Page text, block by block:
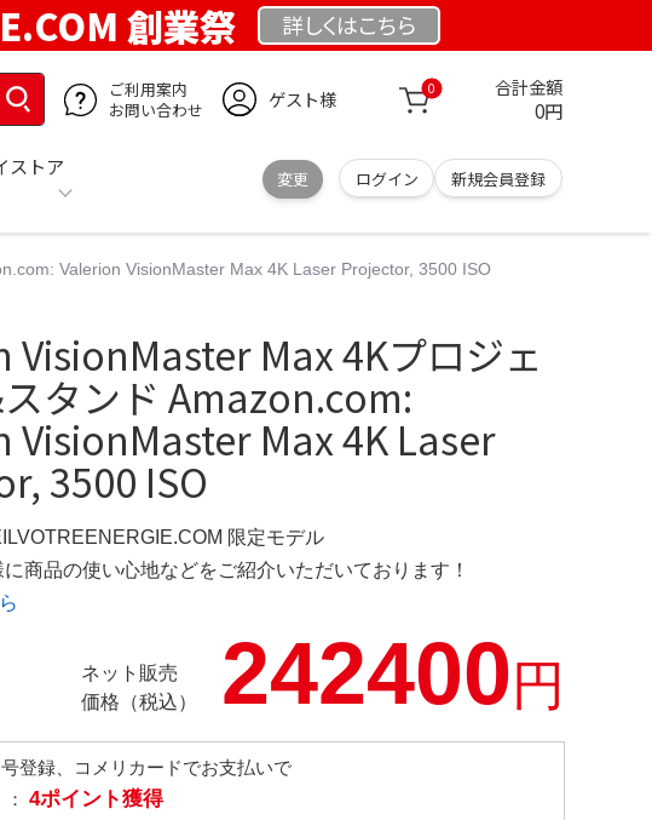
創業祭 詳しくはこちら
ご利用案内
お問い合わせ
ゲスト様 0 合計金額
0円
ストア
変更 ログイン 新規会員登録
Valerion VisionMaster Max 4K Laser Projector, 3500 ISO
VisionMaster Max 4Kプロジェ
タンド Amazon.com:
VisionMaster Max 4K Laser
3500 ISO
限定モデル
商品の使い心地などをご紹介いただいております！
ネット販売
価格（税込）
242400円
登録、コメリカードでお支払いで
4ポイント獲得